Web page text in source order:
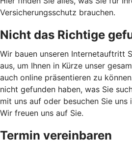
Versicherungsschutz brauchen.
Nicht das Richtige
Wir bauen unseren Internetauftritt
aus, um Ihnen in Kürze unser
auch online präsentieren zu
nicht gefunden haben, was Sie
mit uns auf oder besuchen Sie uns
Wir freuen uns auf Sie.
Termin vereinbaren